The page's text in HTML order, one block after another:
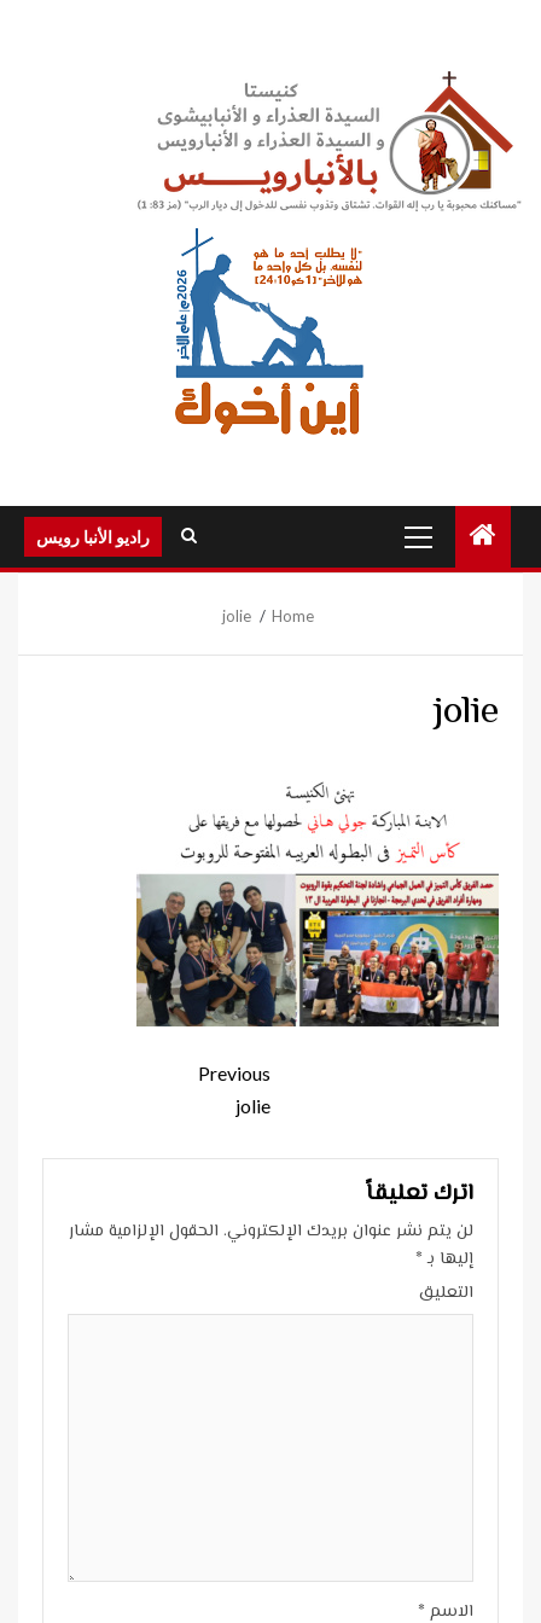
Menu
راديو الأنبا رويس
Home
jolie
jolie
Previous
jolie
اترك تعليقاً
لن يتم نشر عنوان بريدك الإلكتروني. الحقول الإلزامية مشار
إليها بـ*
التعليق
الاسم *